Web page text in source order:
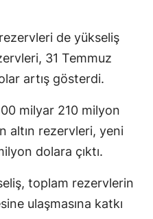
de yükseliş
31 Temmuz
artış gösterdi.
milyar 210 milyon
altın rezervleri, yeni
dolara çıktı.
toplam rezervlerin
ulaşmasına katkı